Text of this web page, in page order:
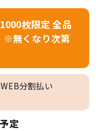
枚限定 全品
※無くなり次第
分割払い
定